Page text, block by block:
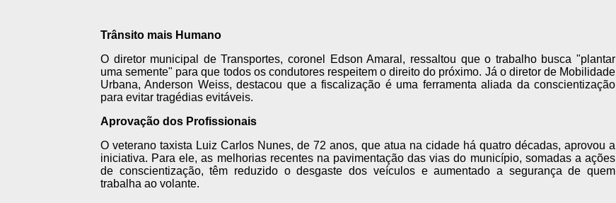
Trânsito mais Humano
O diretor municipal de Transportes, coronel Edson Amaral, ressaltou que o trabalho busca "plantar
uma semente" para que todos os condutores respeitem o direito do próximo. Já o diretor de Mobilidade
Urbana, Anderson Weiss, destacou que a fiscalização é uma ferramenta aliada da conscientização
para evitar tragédias evitáveis.
Aprovação dos Profissionais
O veterano taxista Luiz Carlos Nunes, de 72 anos, que atua na cidade há quatro décadas, aprovou a
iniciativa. Para ele, as melhorias recentes na pavimentação das vias do município, somadas a ações
de conscientização, têm reduzido o desgaste dos veículos e aumentado a segurança de quem
trabalha ao volante.